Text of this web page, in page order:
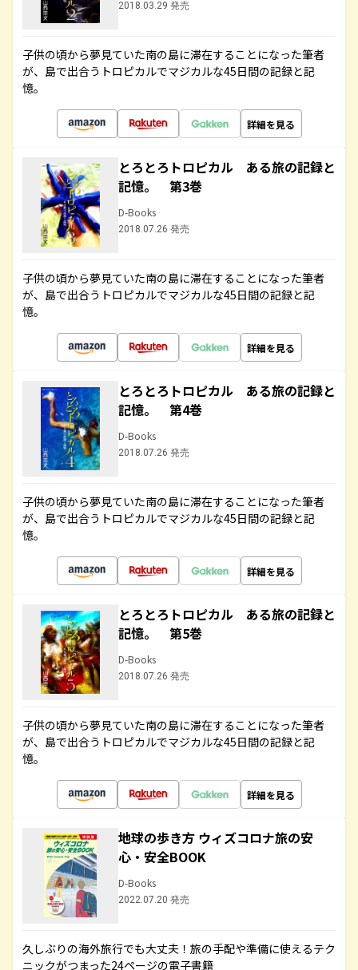
2018.03.29 発売
子供の頃から夢見ていた南の島に滞在することになった筆者
が、島で出合うトロピカルでマジカルな45日間の記録と記
憶。
詳細を見る
とろとろトロピカル ある旅の記録と
記憶。 第3巻
D-Books
2018.07.26 発売
子供の頃から夢見ていた南の島に滞在することになった筆者
が、島で出合うトロピカルでマジカルな45日間の記録と記
憶。
詳細を見る
とろとろトロピカル ある旅の記録と
記憶。 第4巻
D-Books
2018.07.26 発売
子供の頃から夢見ていた南の島に滞在することになった筆者
が、島で出合うトロピカルでマジカルな45日間の記録と記
憶。
詳細を見る
とろとろトロピカル ある旅の記録と
記憶。 第5巻
D-Books
2018.07.26 発売
子供の頃から夢見ていた南の島に滞在することになった筆者
が、島で出合うトロピカルでマジカルな45日間の記録と記
憶。
詳細を見る
地球の歩き方 ウィズコロナ旅の安
心・安全BOOK
D-Books
2022.07.20 発売
久しぶりの海外旅行でも大丈夫！旅の手配や準備に使えるテク
ニックがつまった24ページの電子書籍